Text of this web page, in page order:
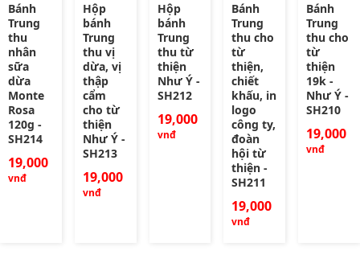
Bánh
Trung
thu
nhân
sữa
dừa
Monte
Rosa
120g -
SH214
19,000
vnđ
Hộp
bánh
Trung
thu vị
dừa, vị
thập
cẩm
cho từ
thiện
Như Ý -
SH213
19,000
vnđ
Hộp
bánh
Trung
thu từ
thiện
Như Ý -
SH212
19,000
vnđ
Bánh
Trung
thu cho
từ
thiện,
chiết
khấu, in
logo
công ty,
đoàn
hội từ
thiện -
SH211
19,000
vnđ
Bánh
Trung
thu cho
từ
thiện
19k -
Như Ý -
SH210
19,000
vnđ